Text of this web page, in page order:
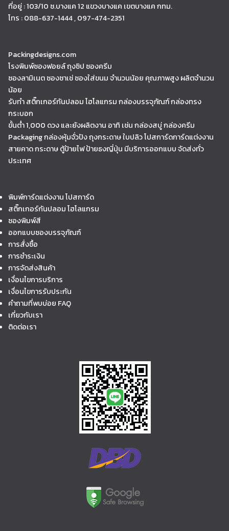
ที่อยู่ : 103/10 ซ.บางแค 12 แขวงบางแค เขตบางแค กทม.
โทร : 088-637-1444 , 097-474-2351
Packingdesigns.com
โรงพิมพ์ซองฟอยล์ ถุงซิป ซองครีม
ซองลามิเนต ซองซาเช่ ซองใส่ขนม จำนวนน้อย คุณภาพสูง ผลิตจำนวน
น้อย
รับทำ สติ๊กเกอร์กันปลอม โฮโลแกรม กล่องบรรจุภัณฑ์ กล่องทรง
กระบอก
ขั้นต่ำ 1,000 ดวง และยังผลิตงาน อาทิ เช่น กล่องสบู่ กล่องครีม
Packaging กล่องหุ้มจั่วปัง ถุงกระดาษ ใบปลิว โปสการ์ดการ์ดแต่งงาน
สายคาด กระดาษ ตู้ป้ายไฟ ป้ายธงญี่ปุ่น มีบริการออกแบบ จัดส่งทั่ว
ประเทศ
พิมพ์การ์ดแต่งงาน โปสการ์ด
สติ๊กเกอร์กันปลอม โฮโลแกรม
ซองพิมพ์สี
ออกแบบซองบรรจุภัณฑ์
การสั่งซื้อ
การชำระเงิน
การจัดส่งสินค้า
เงื่อนไขการบริการ
เงื่อนไขการรับประกัน
คำถามที่พบบ่อย FAQ
เกี่ยวกับเรา
ติดต่อเรา